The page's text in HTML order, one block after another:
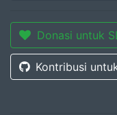
Donasi untuk
Kontribusi